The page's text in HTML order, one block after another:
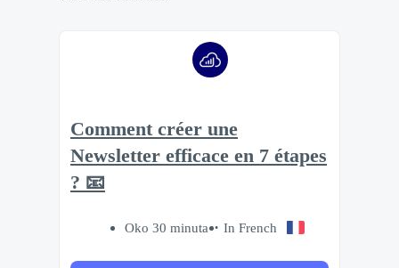
Comment créer une
Newsletter efficace en 7 étapes
? 📧
Oko 30 minuta In French